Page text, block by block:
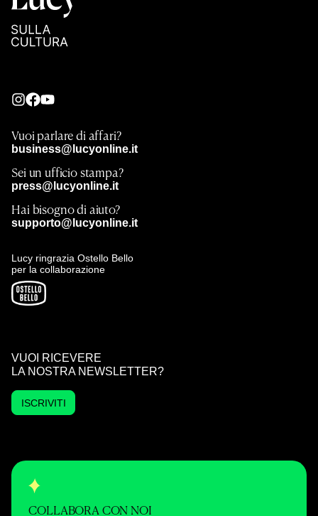
Vuoi parlare di affari?
business@lucyonline.it
Sei un ufficio stampa?
press@lucyonline.it
Hai bisogno di aiuto?
supporto@lucyonline.it
Lucy ringrazia Ostello Bello
per la collaborazione
VUOI RICEVERE
LA NOSTRA NEWSLETTER?
ISCRIVITI
COLLABORA CON NOI